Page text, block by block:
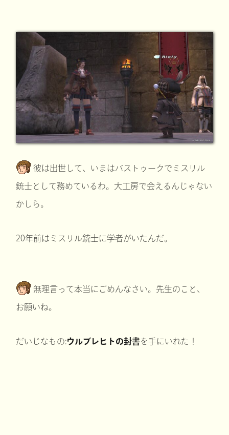
彼は出世して、いまはバストゥークでミスリル
銃士として務めているわ。大工房で会えるんじゃない
かしら。
20年前はミスリル銃士に学者がいたんだ。
無理言って本当にごめんなさい。先生のこと、
お願いね。
だいじなもの:ウルブレヒトの封書を手にいれた！